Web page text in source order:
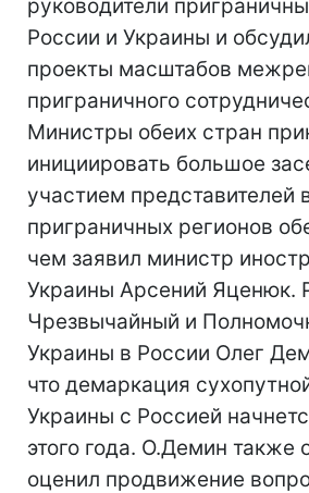
руководители
России и Украины и
проекты масштабов
приграничного
Министры обеих стран
инициировать большое
участием представителей
приграничных регионов
чем заявил министр
Украины Арсений Яценюк.
Чрезвычайный и
Украины в России Олег
что демаркация
Украины с Россией
этого года. О.Демин также
оценил продвижение